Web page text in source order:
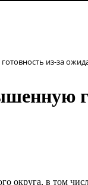
из-за
округа, в том